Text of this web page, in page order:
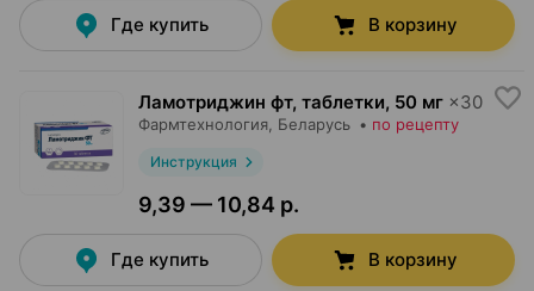
Где купить В корзину
Ламотриджин фт, таблетки, 50 мг ×30
Фармтехнология , Беларусь • по рецепту
Инструкция
9,39 — 10,84 р.
Где купить В корзину